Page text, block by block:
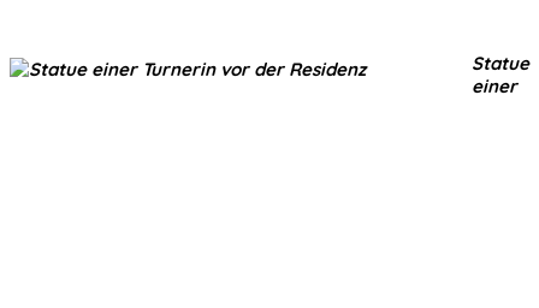
Statue
einer